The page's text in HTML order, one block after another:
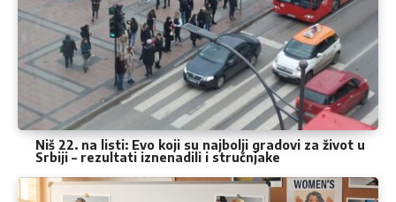
Niš 22. na listi: Evo koji su najbolji gradovi za život u
Srbiji – rezultati iznenadili i stručnjake